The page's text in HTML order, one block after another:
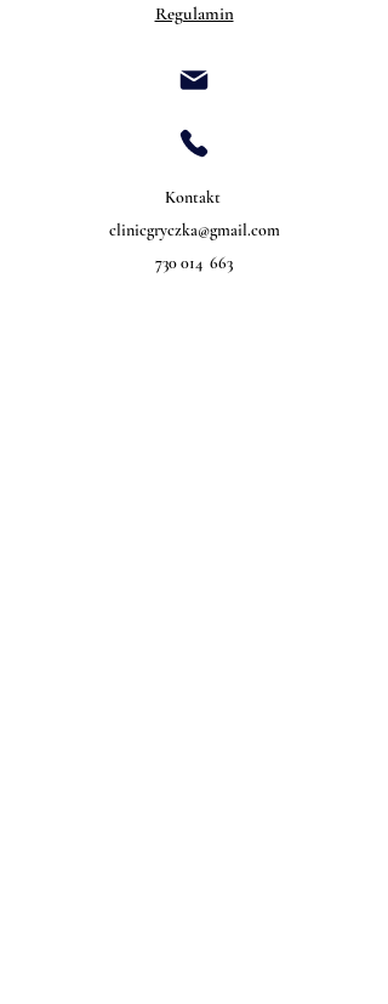
Regulamin
Kontakt
clinicgryczka@gmail.com
730 014 663